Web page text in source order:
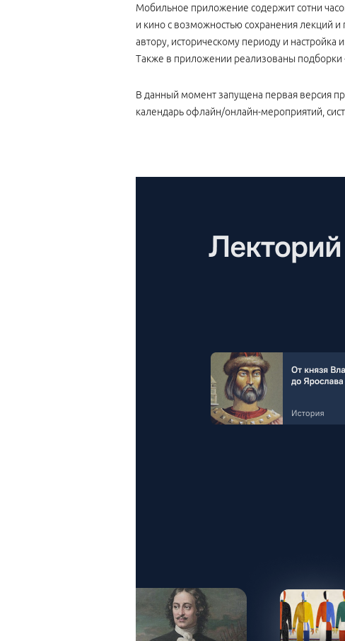
Мобильное приложение содержит сотни
и кино с возможностью сохранения лекций
автору, историческому периоду и
Также в приложении реализованы подборки
В данный момент запущена первая версия
календарь офлайн/онлайн-мероприятий,